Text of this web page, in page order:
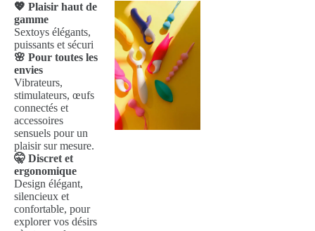
💖 Plaisir haut de
gamme
Sextoys élégants,
puissants et sécuri
🌸 Pour toutes les
envies
Vibrateurs,
stimulateurs, œufs
connectés et
accessoires
sensuels pour un
plaisir sur mesure.
🤫 Discret et
ergonomique
Design élégant,
silencieux et
confortable, pour
explorer vos désirs